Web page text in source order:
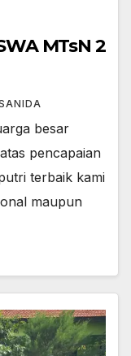
MTsN 2
besar
pencapaian
terbaik kami
maupun